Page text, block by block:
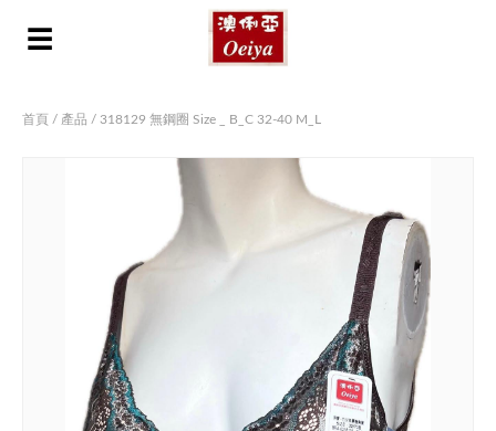
☰
首頁 / 產品 / 318129 無鋼圈 Size _ B_C 32-40 M_L